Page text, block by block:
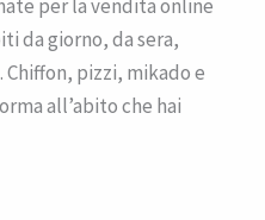
per la vendita online
da giorno, da sera,
pizzi, mikado e
all’abito che hai